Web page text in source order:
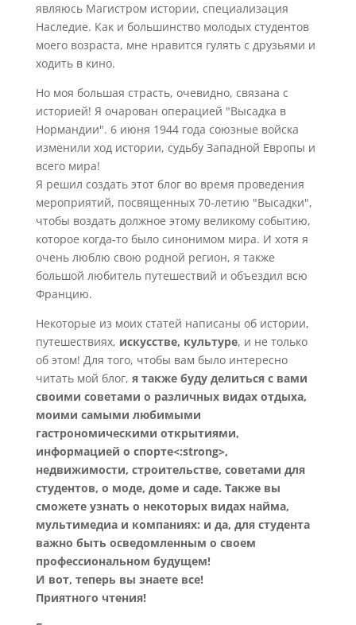
являюсь Магистром истории, специализация
Наследие. Как и большинство молодых студентов
моего возраста, мне нравится гулять с друзьями и
ходить в кино.
Но моя большая страсть, очевидно, связана с
историей! Я очарован операцией "Высадка в
Нормандии". 6 июня 1944 года союзные войска
изменили ход истории, судьбу Западной Европы и
всего мира!
Я решил создать этот блог во время проведения
мероприятий, посвященных 70-летию "Высадки",
чтобы воздать должное этому великому событию,
которое когда-то было синонимом мира. И хотя я
очень люблю свою родной регион, я также
большой любитель путешествий и объездил всю
Францию.
Некоторые из моих статей написаны об истории,
путешествиях, искусстве, культуре, и не только
об этом! Для того, чтобы вам было интересно
читать мой блог, я также буду делиться с вами
своими советами о различных видах отдыха,
моими самыми любимыми
гастрономическими открытиями,
информацией о спорте<:strong>,
недвижимости, строительстве, советами для
студентов, о моде, доме и саде. Также вы
сможете узнать о некоторых видах найма,
мультимедиа и компаниях: и да, для студента
важно быть осведомленным о своем
профессиональном будущем!
И вот, теперь вы знаете все!
Приятного чтения!